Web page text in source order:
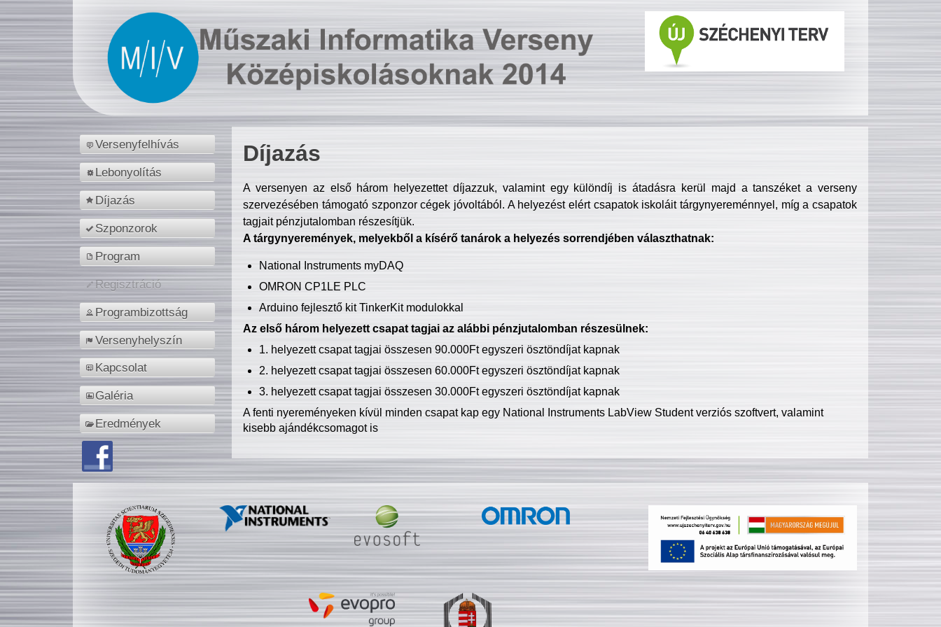
Versenyfelhívás
Lebonyolítás
Díjazás
Szponzorok
Program
Regisztráció
Programbizottság
Versenyhelyszín
Kapcsolat
Galéria
Eredmények
Díjazás
A versenyen az első három helyezettet díjazzuk, valamint egy különdíj is átadásra kerül majd a tanszéket a verseny
szervezésében támogató szponzor cégek jóvoltából. A helyezést elért csapatok iskoláit tárgynyereménnyel, míg a csapatok
tagjait pénzjutalomban részesítjük.
A tárgynyeremények, melyekből a kísérő tanárok a helyezés sorrendjében választhatnak:
National Instruments myDAQ
OMRON CP1LE PLC
Arduino fejlesztő kit TinkerKit modulokkal
Az első három helyezett csapat tagjai az alábbi pénzjutalomban részesülnek:
1. helyezett csapat tagjai összesen 90.000Ft egyszeri ösztöndíjat kapnak
2. helyezett csapat tagjai összesen 60.000Ft egyszeri ösztöndíjat kapnak
3. helyezett csapat tagjai összesen 30.000Ft egyszeri ösztöndíjat kapnak
A fenti nyereményeken kívül minden csapat kap egy National Instruments LabView Student verziós szoftvert, valamint
kisebb ajándékcsomagot is